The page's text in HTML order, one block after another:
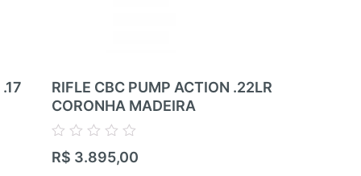
RIFLE CBC PUMP ACTION .22LR
CORONHA MADEIRA
Avaliação
0
R$ 3.895,00